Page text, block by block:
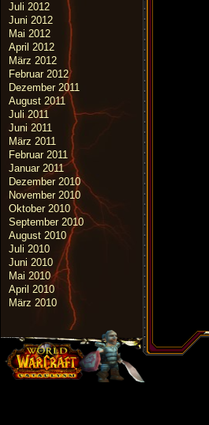
Juli 2012
Juni 2012
Mai 2012
April 2012
März 2012
Februar 2012
Dezember 2011
August 2011
Juli 2011
Juni 2011
März 2011
Februar 2011
Januar 2011
Dezember 2010
November 2010
Oktober 2010
September 2010
August 2010
Juli 2010
Juni 2010
Mai 2010
April 2010
März 2010